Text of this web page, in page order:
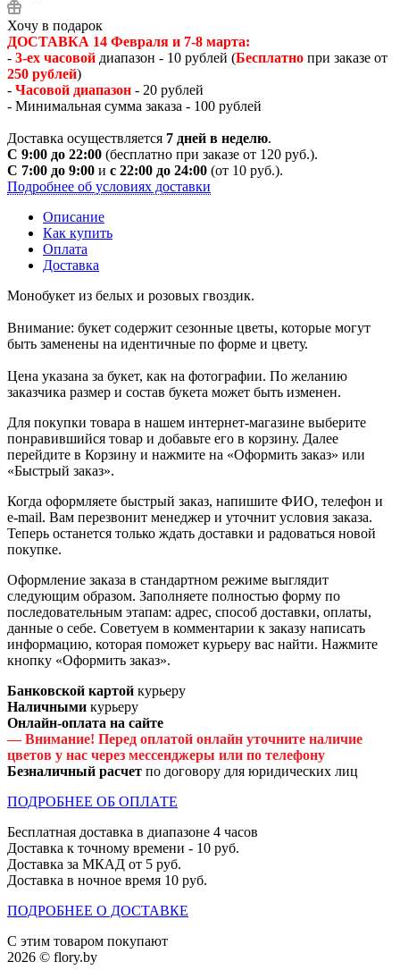
Хочу в подарок
ДОСТАВКА 14 Февраля и 7-8 марта:
- 3-ех часовой диапазон - 10 рублей (Бесплатно при заказе от
250 рублей)
- Часовой диапазон - 20 рублей
- Минимальная сумма заказа - 100 рублей
Доставка осуществляется 7 дней в неделю.
С 9:00 до 22:00 (бесплатно при заказе от 120 руб.).
С 7:00 до 9:00 и с 22:00 до 24:00 (от 10 руб.).
Подробнее об условиях доставки
Описание
Как купить
Оплата
Доставка
Монобукет из белых и розовых гвоздик.
Внимание: букет содержит сезонные цветы, которые могут
быть заменены на идентичные по форме и цвету.
Цена указана за букет, как на фотографии. По желанию
заказчика размер и состав букета может быть изменен.
Для покупки товара в нашем интернет-магазине выберите
понравившийся товар и добавьте его в корзину. Далее
перейдите в Корзину и нажмите на «Оформить заказ» или
«Быстрый заказ».
Когда оформляете быстрый заказ, напишите ФИО, телефон и
e-mail. Вам перезвонит менеджер и уточнит условия заказа.
Теперь останется только ждать доставки и радоваться новой
покупке.
Оформление заказа в стандартном режиме выглядит
следующим образом. Заполняете полностью форму по
последовательным этапам: адрес, способ доставки, оплаты,
данные о себе. Советуем в комментарии к заказу написать
информацию, которая поможет курьеру вас найти. Нажмите
кнопку «Оформить заказ».
Банковской картой курьеру
Наличными курьеру
Онлайн-оплата на сайте
— Внимание! Перед оплатой онлайн уточните наличие
цветов у нас через мессенджеры или по телефону
Безналичный расчет по договору для юридических лиц
ПОДРОБНЕЕ ОБ ОПЛАТЕ
Бесплатная доставка в диапазоне 4 часов
Доставка к точному времени - 10 руб.
Доставка за МКАД от 5 руб.
Доставка в ночное время 10 руб.
ПОДРОБНЕЕ О ДОСТАВКЕ
С этим товаром покупают
2026 © flory.by